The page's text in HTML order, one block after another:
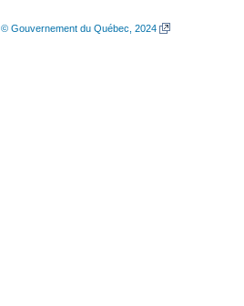
© Gouvernement du Québec, 2024